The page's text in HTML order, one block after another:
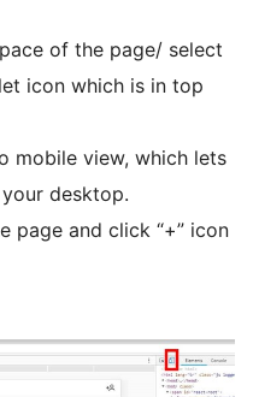
of the page/ select
icon which is in top
mobile view, which lets
desktop.
page and click “+” icon